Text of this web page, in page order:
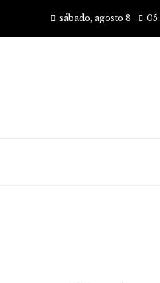
sábado, agosto 8